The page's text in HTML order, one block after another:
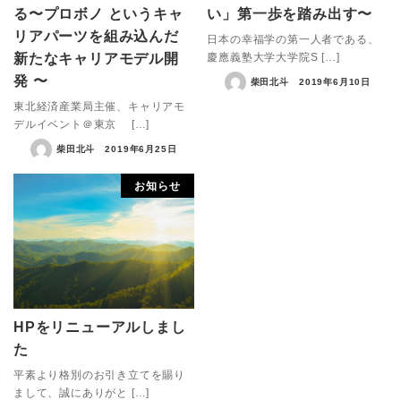
る〜プロボノ というキャ
リアパーツを組み込んだ
新たなキャリアモデル開
発 〜
東北経済産業局主催、キャリアモ
デルイベント＠東京 […]
柴田北斗 2019年6月25日
い」第一歩を踏み出す〜
日本の幸福学の第一人者である、
慶應義塾大学大学院S […]
柴田北斗 2019年6月10日
お知らせ
HPをリニューアルしまし
た
平素より格別のお引き立てを賜り
まして、誠にありがと […]